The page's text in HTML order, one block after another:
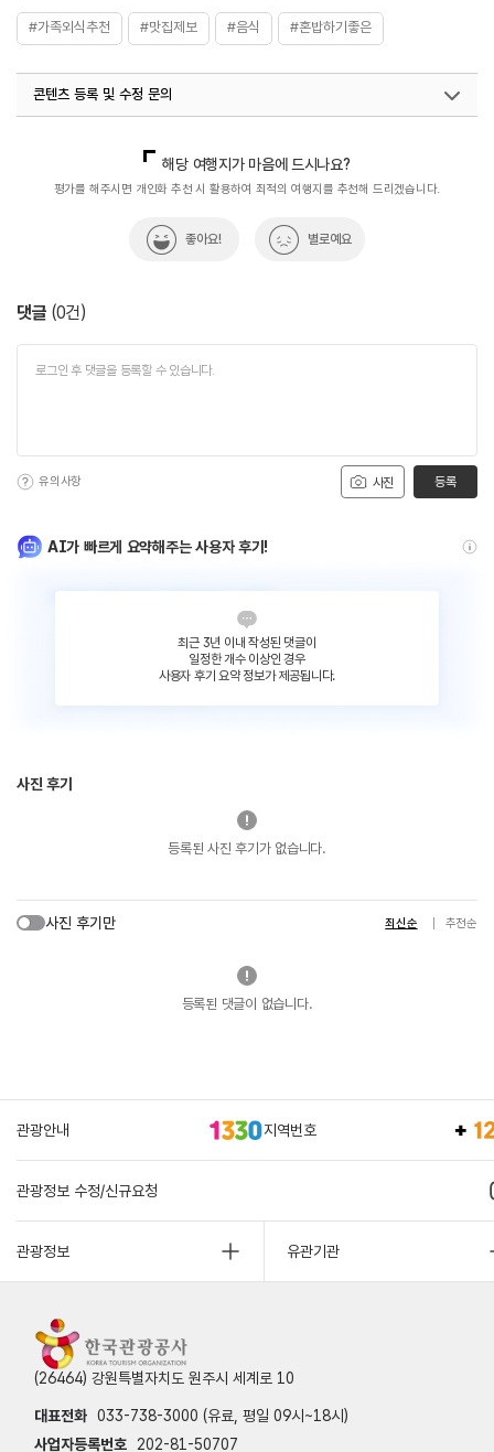
#가족외식추천 #맛집제보 #음식 #혼밥하기좋은
콘텐츠 등록 및 수정 문의
열린관광콘텐츠팀(열린관광-모두의여행)
033-738-3425
해당 여행지가 마음에 드시나요?
평가를 해주시면 개인화 추천 시 활용하여 최적의 여행지를 추천해 드리겠습니다.
좋아요! 별로예요
댓글 (0건)
사진
유의사항 등록
AI가 빠르게 요약해주는 사용자 후기!
최근 3년 이내 작성된 댓글이
일정한 개수 이상인 경우
사용자 후기 요약 정보가 제공됩니다.
사진 후기
등록된 사진 후기가 없습니다.
사진 후기만 최신순 추천순
등록된 댓글이 없습니다.
관광안내 지역번호
관광정보 수정/신규요청
관광정보 유관기관
(26464) 강원특별자치도 원주시 세계로 10
대표전화 033-738-3000 (유료, 평일 09시~18시)
사업자등록번호
202-81-50707